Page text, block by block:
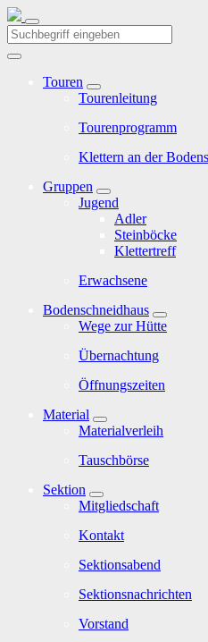
Touren
Tourenleitung
Tourenprogramm
Klettern an der
Gruppen
Jugend
Adler
Steinböcke
Klettertreff
Erwachsene
Bodenschneidhaus
Wege zur Hütte
Übernachtung
Öffnungszeiten
Material
Materialverleih
Tauschbörse
Sektion
Mitgliedschaft
Kontakt
Sektionsabend
Sektionsnachrichten
Vorstand